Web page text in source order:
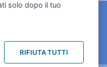
e informativa privacy
solo dopo il tuo
RIFIUTA TUTTI